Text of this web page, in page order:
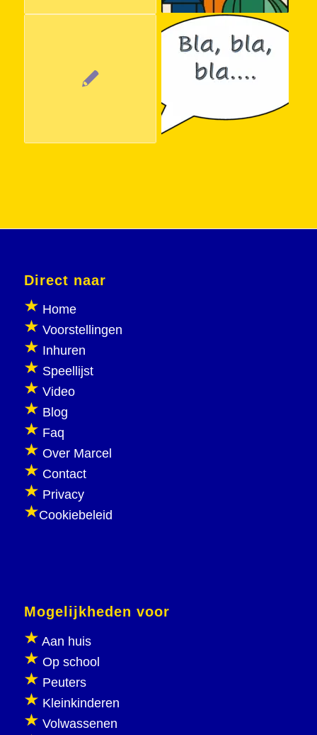
Direct naar
Home
Voorstellingen
Inhuren
Speellijst
Video
Blog
Faq
Over Marcel
Contact
Privacy
Cookiebeleid
Mogelijkheden voor
Aan huis
Op school
Peuters
Kleinkinderen
Volwassenen